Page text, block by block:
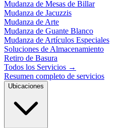
Mudanza de Mesas de Billar
Mudanza de Jacuzzis
Mudanza de Arte
Mudanza de Guante Blanco
Mudanza de Artículos Especiales
Soluciones de Almacenamiento
Retiro de Basura
Todos los Servicios →
Resumen completo de servicios
Ubicaciones